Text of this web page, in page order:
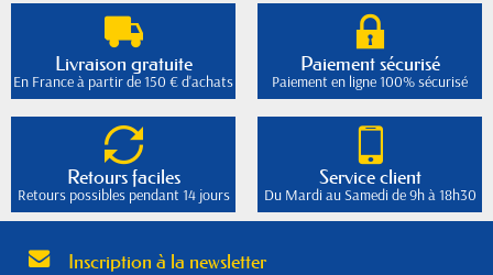
Livraison gratuite
En France à partir de 150 € d'achats
Paiement sécurisé
Paiement en ligne 100% sécurisé
Retours faciles
Retours possibles pendant 14 jours
Service client
Du Mardi au Samedi de 9h à 18h30
Inscription à la newsletter